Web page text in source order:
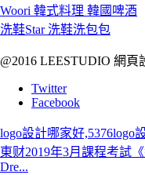
Woori 韓式料理 韓國啤酒
洗鞋Star 洗鞋洗包包
@2016 LEESTUDIO 網
Twitter
Facebook
logo設計哪家好,5376logo
東财2019年3月課程考試
Dre...